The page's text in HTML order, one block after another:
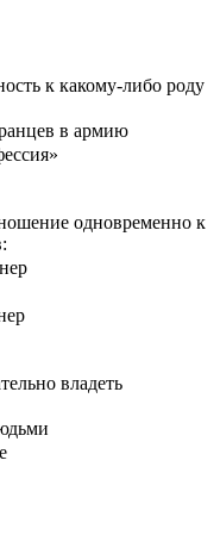
к какому-либо роду
в армию
одновременно к
владеть